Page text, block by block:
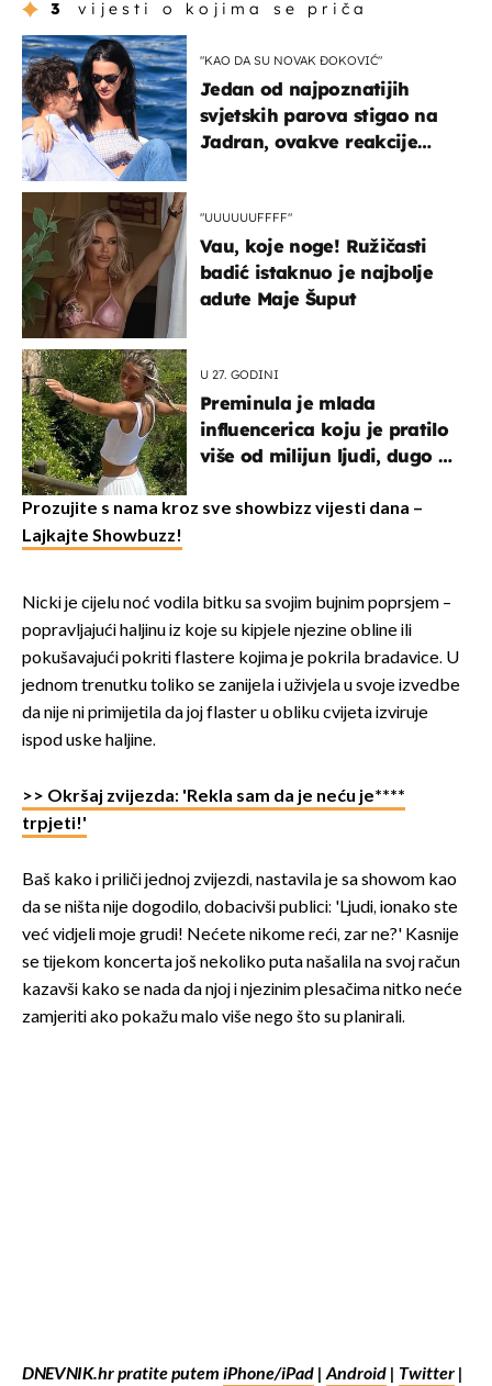
3 vijesti o kojima se priča
"KAO DA SU NOVAK ĐOKOVIĆ"
Jedan od najpoznatijih
svjetskih parova stigao na
Jadran, ovakve reakcije
"UUUUUUFFFF"
Vau, koje noge! Ružičasti
badić istaknuo je najbolje
adute Maje Šuput
U 27. GODINI
Preminula je mlada
influencerica koju je pratilo
više od milijun ljudi, dugo se
Prozujite s nama kroz sve showbizz vijesti dana –
Lajkajte Showbuzz!
Nicki je cijelu noć vodila bitku sa svojim bujnim poprsjem –
popravljajući haljinu iz koje su kipjele njezine obline ili
pokušavajući pokriti flastere kojima je pokrila bradavice. U
jednom trenutku toliko se zanijela i uživjela u svoje izvedbe
da nije ni primijetila da joj flaster u obliku cvijeta izviruje
ispod uske haljine.
>> Okršaj zvijezda: 'Rekla sam da je neću je****
trpjeti!'
Baš kako i priliči jednoj zvijezdi, nastavila je sa showom kao
da se ništa nije dogodilo, dobacivši publici: 'Ljudi, ionako ste
već vidjeli moje grudi! Nećete nikome reći, zar ne?' Kasnije
se tijekom koncerta još nekoliko puta našalila na svoj račun
kazavši kako se nada da njoj i njezinim plesačima nitko neće
zamjeriti ako pokažu malo više nego što su planirali.
DNEVNIK.hr pratite putem iPhone/iPad |Android | Twitter |